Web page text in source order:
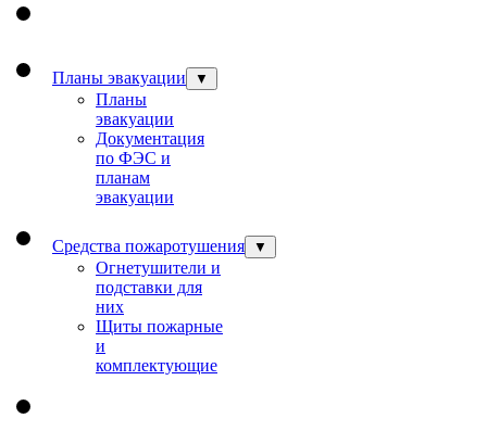
Планы эвакуации ▼
Планы
эвакуации
Документация
по ФЭС и
планам
эвакуации
Средства пожаротушения ▼
Огнетушители и
подставки для
них
Щиты пожарные
и
комплектующие